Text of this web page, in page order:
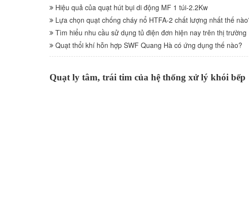
Hiệu quả của quạt hút bụi di động MF 1 túi-2.2Kw
Lựa chọn quạt chống cháy nổ HTFA-2 chất lượng nhất thế
Tìm hiểu nhu cầu sử dụng tủ điện đơn hiện nay trên thị trường
Quạt thổi khí hỗn hợp SWF Quang Hà có ứng dụng thế nào?
Quạt ly tâm, trái tim của hệ thống xử lý khói bếp